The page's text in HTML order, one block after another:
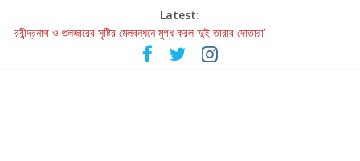
Latest:
রবীন্দ্রনাথ ও গুলজারের সৃষ্টির মেলবন্ধনে মুগ্ধ করল ‘দুই তারার দোতারা’
কলের গান থেকে রীলস্ — বাঙালির গান শোনার বিবর্তনের গল্প
জগন্নাথমঙ্গলম্ — বাংলায় প্রথমবার মঞ্চে এবার রথযাত্রার উদযাপন